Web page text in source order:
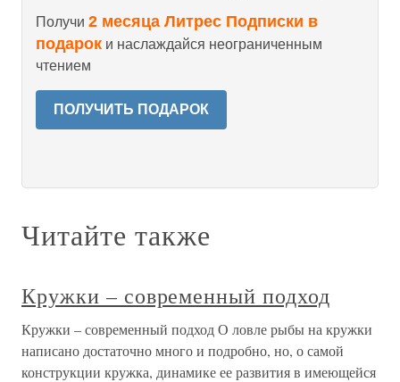
Получи 2 месяца Литрес Подписки в
подарок и наслаждайся неограниченным
чтением
ПОЛУЧИТЬ ПОДАРОК
Читайте также
Кружки – современный подход
Кружки – современный подход О ловле рыбы на кружки
написано достаточно много и подробно, но, о самой
конструкции кружка, динамике ее развития в имеющейся